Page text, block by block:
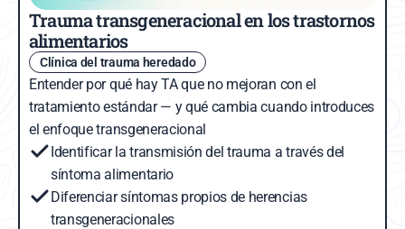
Clínica del trauma heredado
Trauma transgeneracional en los trastornos
alimentarios
Entender por qué hay TA que no mejoran con el
tratamiento estándar — y qué cambia cuando introduces
el enfoque transgeneracional
Identificar la transmisión del trauma a través del
síntoma alimentario
Diferenciar síntomas propios de herencias
transgeneracionales